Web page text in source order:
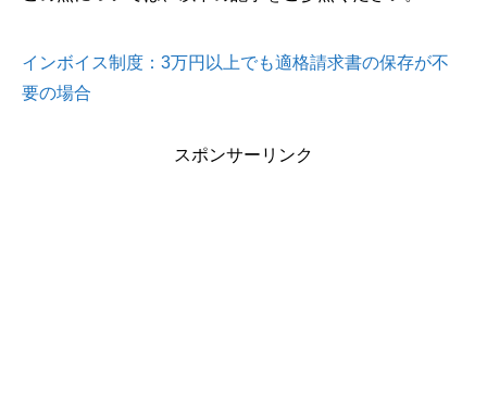
インボイス制度：3万円以上でも適格請求書の保存が不
要の場合
スポンサーリンク